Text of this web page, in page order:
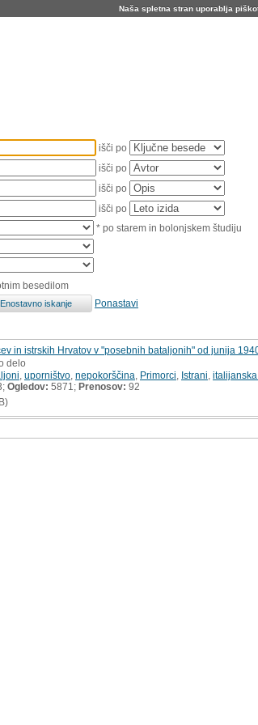
Naša spletna stran uporablja
išči po
išči po
išči po
išči po
* po starem in bolonjskem študiju
besedilom
Ponastavi
in istrskih Hrvatov v "posebnih bataljonih" od junija
delo
uporništvo nepokorščina Primorci Istrani
Ogledov: 5871; Prenosov: 92